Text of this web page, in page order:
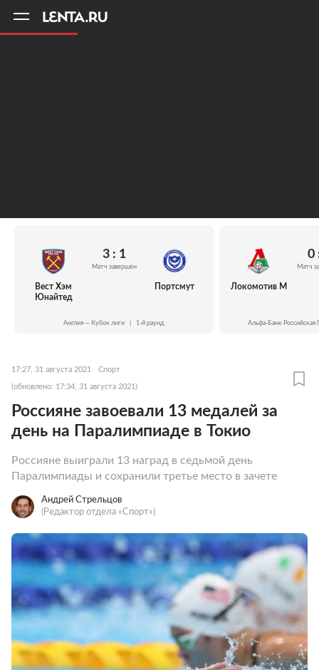
Вест Хэм
Юнайтед
3 : 1
Матч завершён
Портсмут
Англия — Кубок лиги 1-й раунд
Локомотив М
0
Матч
Альфа-Банк Российская
17:27, 31 августа 2021 Спорт
(обновлено: 17:34, 31 августа 2021)
Россияне завоевали 13 медалей за
день на Паралимпиаде в Токио
Россияне выиграли 13 наград в седьмой день
Паралимпиады и cохранили третье место в зачете
Андрей Стрельцов
(Редактор отдела «Спорт»)